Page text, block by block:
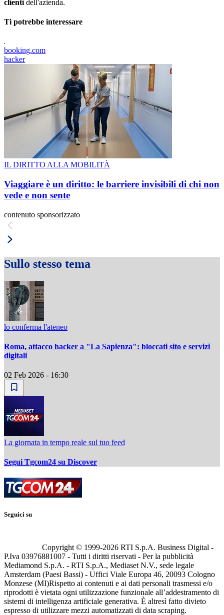
clienti dell'azienda.
Ti potrebbe interessare
booking.com
hacker
IL DIRITTO ALLA MOBILITÀ
Viaggiare è un diritto: le barriere invisibili di chi non
vede e non sente
contenuto sponsorizzato
Sullo stesso tema
lo conferma l'ateneo
Roma, attacco hacker a "La Sapienza": bloccati sito e servizi
digitali
02 Feb 2026 - 16:30
La giornata in tempo reale sul tuo feed
Segui Tgcom24 su Discover
Seguici su
Copyright © 1999-2026 RTI S.p.A. Business Digital -
P.Iva 03976881007 - Tutti i diritti riservati - Per la pubblicità
Mediamond S.p.A. - RTI S.p.A., Mediaset N.V., sede legale
Amsterdam (Paesi Bassi) - Uffici Viale Europa 46, 20093 Cologno
Monzese (MI)Rispetto ai contenuti e ai dati personali trasmessi e/o
riprodotti è vietata ogni utilizzazione funzionale all’addestramento di
sistemi di intelligenza artificiale generativa. È altresì fatto divieto
espresso di utilizzare mezzi automatizzati di data scraping.